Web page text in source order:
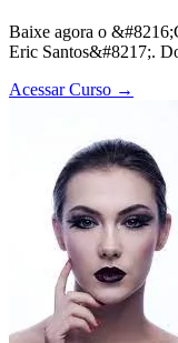
Baixe agora o
Eric Santos&#8217;.
Acessar Curso →